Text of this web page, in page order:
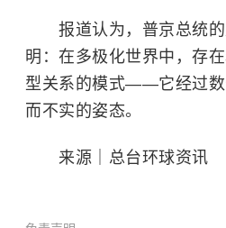
报道认为，普京总统的
明：在多极化世界中，存
型关系的模式——它经过数
而不实的姿态。
来源｜总台环球资讯